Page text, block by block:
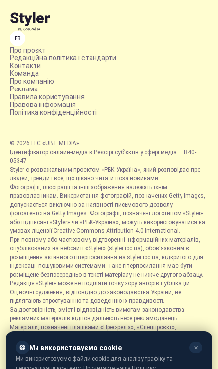
FB
Про проєкт
Редакційна політика і стандарти
Контакти
Команда
Про компанію
Реклама
Правила користування
Правова інформація
Політика конфіденційності
© 2026 LLC «UBT MEDIA»
Ідентифікатор онлайн-медіа в Реєстрі суб’єктів у сфері медіа — R40-
05347
Styler є розважальним проєктом «РБК-Україна», який розповідає про
людей, тренди і все, що цікаво читати поза новинами.
Фотографії, ілюстрації та інші зображення належать їхнім
правовласникам. Використання фотографій, позначених Getty Images,
допускається виключно за наявності письмового дозволу
фотоагентства Getty Images. Фотографії, позначені логотипом «Styler»
або підписані «Styler» чи «РБК-Україна», можуть використовуватися на
умовах ліцензії Creative Commons Attribution 4.0 International.
При повному або частковому відтворенні інформаційних матеріалів,
опублікованих на вебсайті «Styler» (styler.rbc.ua), обов'язковим є
розміщення активного гіперпосилання на styler.rbc.ua, відкритого для
індексації пошуковими системами. Таке гіперпосилання має бути
розміщене безпосередньо в тексті матеріалу не нижче другого абзацу.
Редакція «Styler» може не поділяти точку зору авторів публікацій.
Оціночні судження, відповідно до законодавства України, не
підлягають спростуванню та доведенню їх правдивості.
За достовірність, зміст і відповідність вимогам законодавства
рекламних матеріалів відповідальність несе рекламодавець.
Матеріали, позначені плашками «Прес-реліз», «Спецпроєкт»,
розміщуються на правах реклами.
Рубрика «Новини компаній» є інформаційним форматом, що містить
новини, повідомлення та оголошення, пов'язані з діяльністю
🍪 Ми використовуємо cookie ✕
Ми використовуємо файли cookie для аналізу трафіку та